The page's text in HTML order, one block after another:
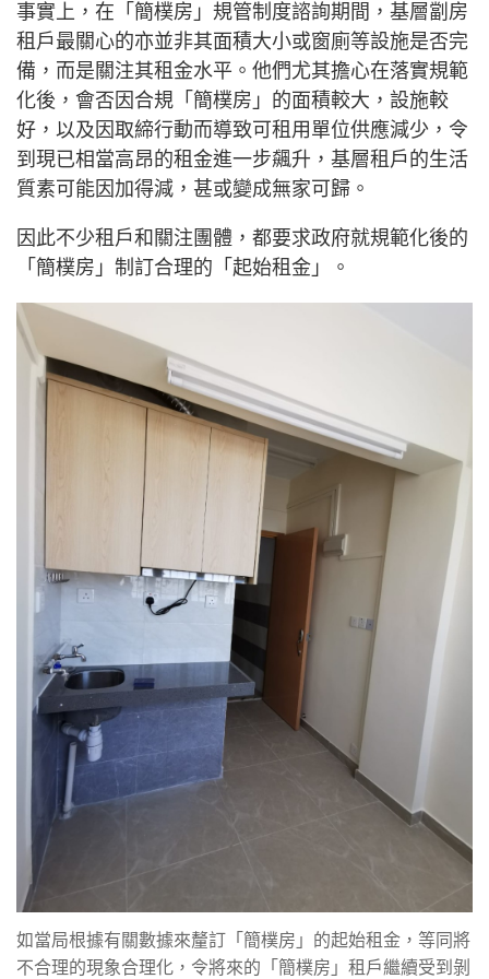
事實上，在「簡樸房」規管制度諮詢期間，基層劏房
租戶最關心的亦並非其面積大小或窗廁等設施是否完
備，而是關注其租金水平。他們尤其擔心在落實規範
化後，會否因合規「簡樸房」的面積較大，設施較
好，以及因取締行動而導致可租用單位供應減少，令
到現已相當高昂的租金進一步飆升，基層租戶的生活
質素可能因加得減，甚或變成無家可歸。
因此不少租戶和關注團體，都要求政府就規範化後的
「簡樸房」制訂合理的「起始租金」。
如當局根據有關數據來釐訂「簡樸房」的起始租金，等同將
不合理的現象合理化，令將來的「簡樸房」租戶繼續受到剝